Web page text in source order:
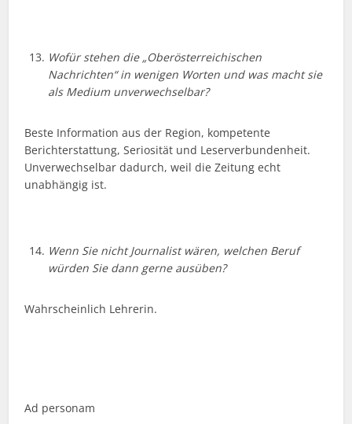
Wofür stehen die „Oberösterreichischen
Nachrichten“ in wenigen Worten und was macht sie
als Medium unverwechselbar?
Beste Information aus der Region, kompetente
Berichterstattung, Seriosität und Leserverbundenheit.
Unverwechselbar dadurch, weil die Zeitung echt
unabhängig ist.
Wenn Sie nicht Journalist wären, welchen Beruf
würden Sie dann gerne ausüben?
Wahrscheinlich Lehrerin.
Ad personam